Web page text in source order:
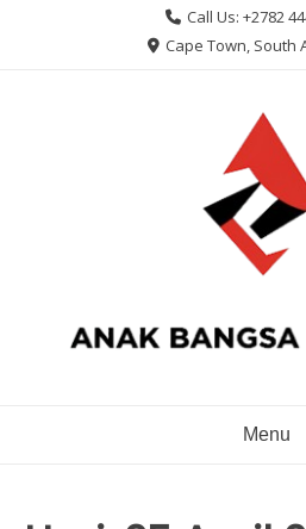
Call Us: +2782
Cape Town, South
Menu